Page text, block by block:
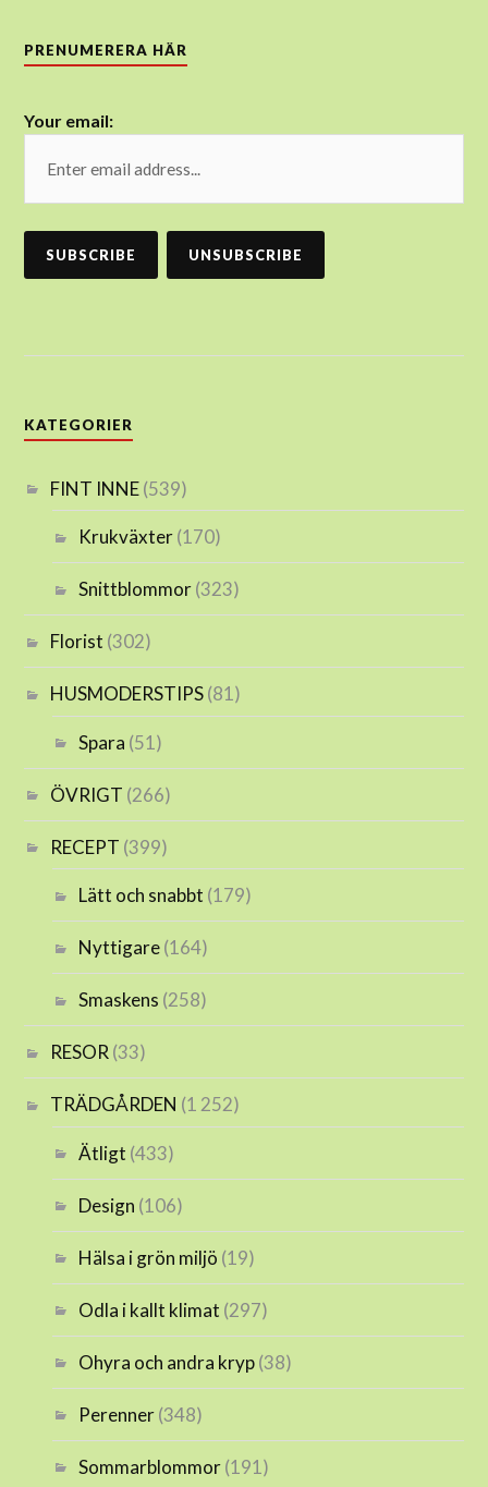
PRENUMERERA HÄR
Your email:
KATEGORIER
FINT INNE(539)
Krukväxter(170)
Snittblommor(323)
Florist (302)
HUSMODERSTIPS(81)
Spara (51)
ÖVRIGT (266)
RECEPT (399)
Lätt och snabbt (179)
Nyttigare(164)
Smaskens (258)
RESOR (33)
TRÄDGÅRDEN (1 252)
Ätligt (433)
Design (106)
Hälsa i grön miljö (19)
Odla i kallt klimat (297)
Ohyra och andra kryp(38)
Perenner(348)
Sommarblommor(191)